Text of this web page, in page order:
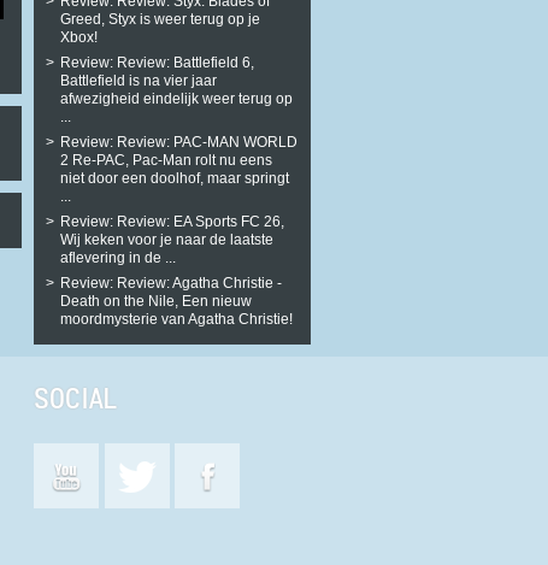
Greed, Styx is weer terug op je
Xbox!
Review: Review: Battlefield 6,
Battlefield is na vier jaar
afwezigheid eindelijk weer terug op
...
Review: Review: PAC-MAN WORLD
2 Re-PAC, Pac-Man rolt nu eens
niet door een doolhof, maar springt
...
Review: Review: EA Sports FC 26,
Wij keken voor je naar de laatste
aflevering in de ...
Review: Review: Agatha Christie -
Death on the Nile, Een nieuw
moordmysterie van Agatha Christie!
SOCIAL